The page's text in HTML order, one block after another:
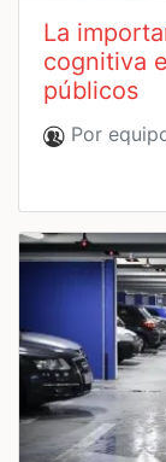
La
cognitiva
públicos
Por